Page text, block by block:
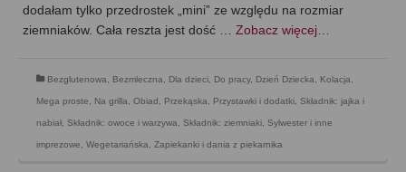
dodałam tylko przedrostek „mini” ze względu na rozmiar
ziemniaków. Cała reszta jest dość … Zobacz więcej…
Bezglutenowa Bezmleczna Dla dzieci Do pracy, Dzień Dziecka Kolacja
Mega proste Na grilla Obiad Przekąska Przystawki i dodatki Składnik: jajka i
nabiał Składnik: owoce i warzywa Składnik: ziemniaki Sylwester i inne
imprezowe Wegetariańska Zapiekanki i dania z piekarnika